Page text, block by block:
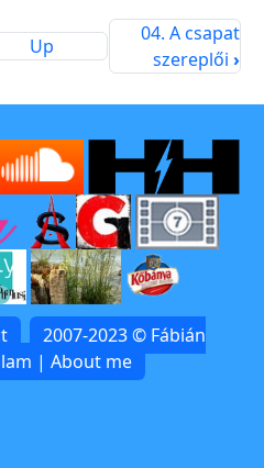
Up
04. A csapat
szereplői›
2007-2023 © Fábián
| About me